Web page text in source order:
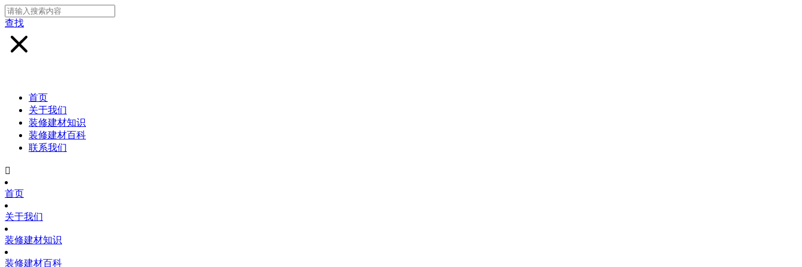
查找
首页
关于我们
装修建材知识
装修建材百科
联系我们

首页
关于我们
装修建材知识
装修建材百科